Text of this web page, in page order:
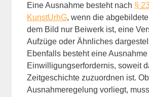
Eine Ausnahme besteht nach §
KunstUrhG, wenn die
dem Bild nur Beiwerk ist, eine
Aufzüge oder Ähnliches
Ebenfalls besteht eine Ausnahme
Einwilligungserfordernis, soweit
Zeitgeschichte zuzuordnen ist.
Ausnahmeregelung vorliegt,